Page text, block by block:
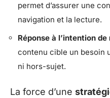
permet d’assurer une
navigation et la lecture.
Réponse à l’intention
contenu cible un besoin
ni hors-sujet.
La force d’une